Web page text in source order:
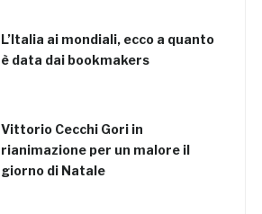
L’Italia ai mondiali, ecco a quanto
è data dai bookmakers
Vittorio Cecchi Gori in
rianimazione per un malore il
giorno di Natale